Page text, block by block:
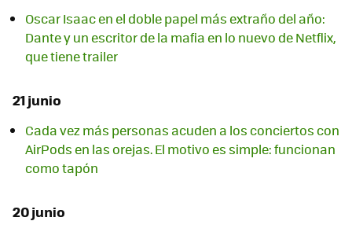
Oscar Isaac en el doble papel más extraño del año:
Dante y un escritor de la mafia en lo nuevo de Netflix,
que tiene trailer
21 junio
Cada vez más personas acuden a los conciertos con
AirPods en las orejas. El motivo es simple: funcionan
como tapón
20 junio